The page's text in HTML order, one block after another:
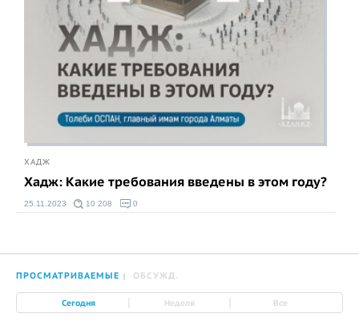
ХАДЖ
Хадж: Какие требования введены в этом году?
25.11.2023 10 208 0
ПРОСМАТРИВАЕМЫЕ ОБСУЖД.
Сегодня Неделя Все